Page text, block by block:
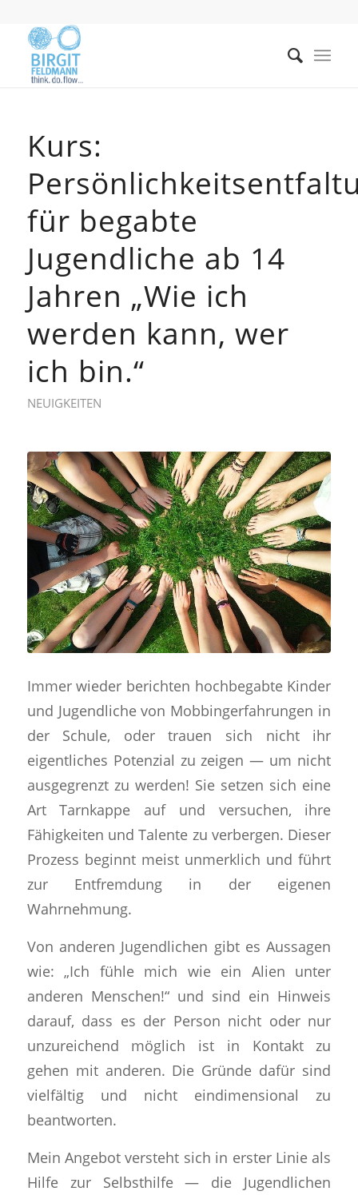
Kurs:
für begabte
Jugendliche ab 14
Jahren „Wie ich
werden kann, wer
ich bin.“
NEUIGKEITEN
Immer wieder berichten hochbegabte Kinder
und Jugendliche von Mobbingerfahrungen in
der Schule, oder trauen sich nicht ihr
eigentliches Potenzial zu zeigen — um nicht
ausgegrenzt zu werden! Sie setzen sich eine
Art Tarnkappe auf und versuchen, ihre
Fähigkeiten und Talente zu verbergen. Dieser
Prozess beginnt meist unmerklich und führt
zur Entfremdung in der eigenen
Wahrnehmung.
Von anderen Jugendlichen gibt es Aussagen
wie: „Ich fühle mich wie ein Alien unter
anderen Menschen!“ und sind ein Hinweis
darauf, dass es der Person nicht oder nur
unzureichend möglich ist in Kontakt zu
gehen mit anderen. Die Gründe dafür sind
vielfältig und nicht eindimensional zu
beantworten.
Mein Angebot versteht sich in erster Linie als
Hilfe zur Selbsthilfe — die Jugendlichen